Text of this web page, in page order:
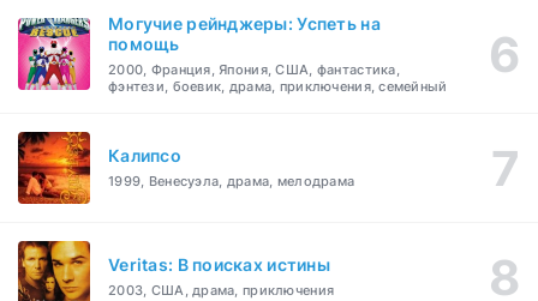
Могучие рейнджеры: Успеть на
помощь
2000, Франция, Япония, США, фантастика,
фэнтези, боевик, драма, приключения, семейный
Калипсо
1999, Венесуэла, драма, мелодрама
Veritas: В поисках истины
2003, США, драма, приключения